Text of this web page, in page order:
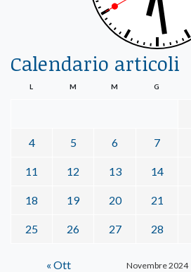
Calendario articoli
Novembre 2024
L M M G
4 5 6 7
11 12 13 14
18 19 20 21
25 26 27 28
« Ott